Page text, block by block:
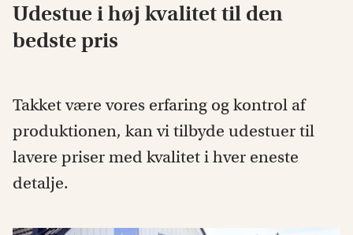
Udestue i høj kvalitet til den
bedste pris
Takket være vores erfaring og kontrol af
produktionen, kan vi tilbyde udestuer til
lavere priser med kvalitet i hver eneste
detalje.